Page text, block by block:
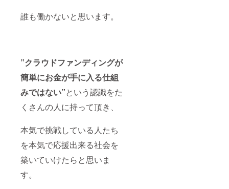
誰も働かないと思います。
”クラウドファンディングが
簡単にお金が手に入る仕組
みではない”という認識をた
くさんの人に持って頂き、
本気で挑戦している人たち
を本気で応援出来る社会を
築いていけたらと思いま
す。